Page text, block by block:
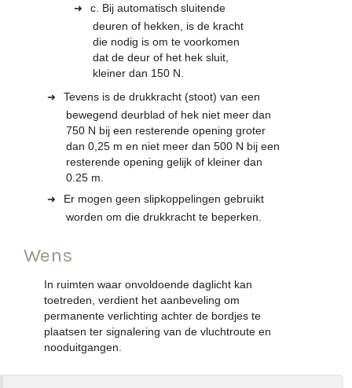
c. Bij automatisch sluitende
deuren of hekken, is de kracht
die nodig is om te voorkomen
dat de deur of het hek sluit,
kleiner dan 150 N.
Tevens is de drukkracht (stoot) van een
bewegend deurblad of hek niet meer dan
750 N bij een resterende opening groter
dan 0,25 m en niet meer dan 500 N bij een
resterende opening gelijk of kleiner dan
0.25 m.
Er mogen geen slipkoppelingen gebruikt
worden om die drukkracht te beperken.
Wens
In ruimten waar onvoldoende daglicht kan
toetreden, verdient het aanbeveling om
permanente verlichting achter de bordjes te
plaatsen ter signalering van de vluchtroute en
nooduitgangen.